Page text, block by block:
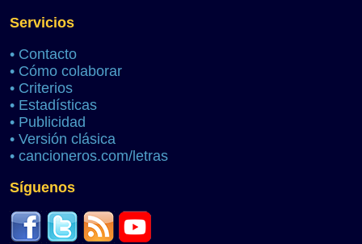
Servicios
• Contacto
• Cómo colaborar
• Criterios
• Estadísticas
• Publicidad
• Versión clásica
• cancioneros.com/letras
Síguenos